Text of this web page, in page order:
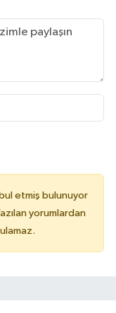
etmiş bulunuyor
yorumlardan